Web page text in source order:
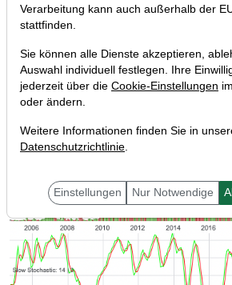
Verarbeitung kann auch außerhalb der
stattfinden.
Sie können alle Dienste akzeptieren,
Auswahl individuell festlegen. Ihre
jederzeit über die Cookie-Einstellungen
oder ändern.
Weitere Informationen finden Sie in
Datenschutzrichtlinie.
Einstellungen Nur Notwendige